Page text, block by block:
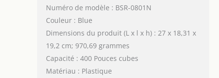
Numéro de modèle : BSR-0801N
Couleur : Blue
Dimensions du produit (L x l x h) : 27 x 18,31 x
19,2 cm; 970,69 grammes
Capacité : 400 Pouces cubes
Matériau : Plastique